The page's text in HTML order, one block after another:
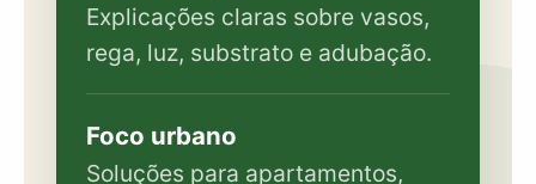
Explicações claras sobre vasos,
rega, luz, substrato e adubação.
Foco urbano
Soluções para apartamentos,